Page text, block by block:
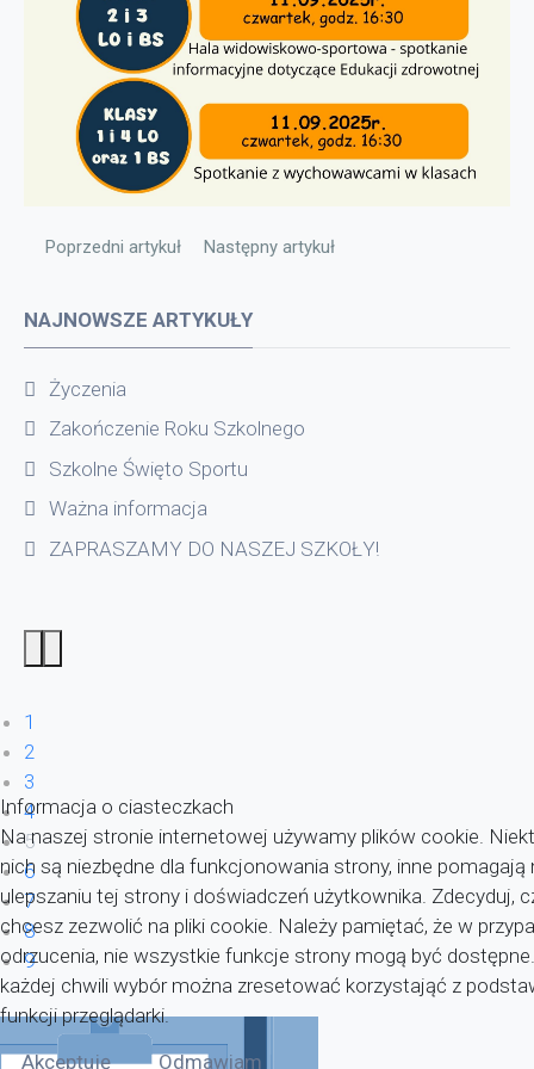
Poprzedni artykuł: Narodowe czytanie
Poprzedni artykuł Następny artykuł: KOMUNIKAT
Następny artykuł
NAJNOWSZE ARTYKUŁY
Życzenia
Zakończenie Roku Szkolnego
Szkolne Święto Sportu
Ważna informacja
ZAPRASZAMY DO NASZEJ SZKOŁY!
1
2
3
4
5
6
7
8
9
Informacja o ciasteczkach
Na naszej stronie internetowej używamy plików cookie.
nich są niezbędne dla funkcjonowania strony, inne pomagają
ulepszaniu tej strony i doświadczeń użytkownika. Zdecyduj,
chcesz zezwolić na pliki cookie. Należy pamiętać, że w
odrzucenia, nie wszystkie funkcje strony mogą być
każdej chwili wybór można zresetować korzystająć z
funkcji przeglądarki.
Akceptuję
Odmawiam